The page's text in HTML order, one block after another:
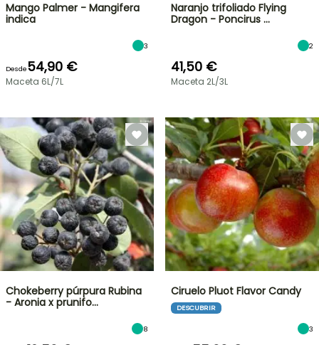
Mango Palmer - Mangifera
indica
3
Desde54,90 €
Maceta 6L/7L
Naranjo trifoliado Flying
Dragon - Poncirus …
2
41,50 €
Maceta 2L/3L
Chokeberry púrpura Rubina
- Aronia x prunifo…
8
Ciruelo Pluot Flavor Candy
DESCUBRIR
3